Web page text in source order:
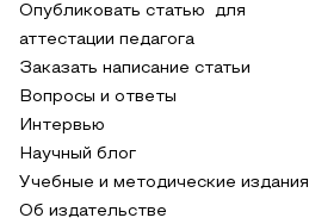
Опубликовать статью для
аттестации педагога
Заказать написание статьи
Вопросы и ответы
Интервью
Научный блог
Учебные и методические издания
Об издательстве